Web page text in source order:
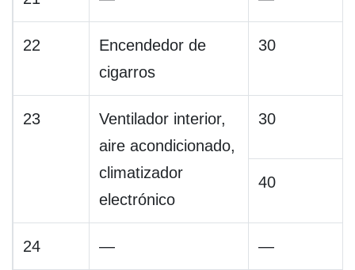
22
Encendedor de
cigarros
30
23
Ventilador interior,
aire acondicionado,
climatizador
electrónico
30
40
24 — —